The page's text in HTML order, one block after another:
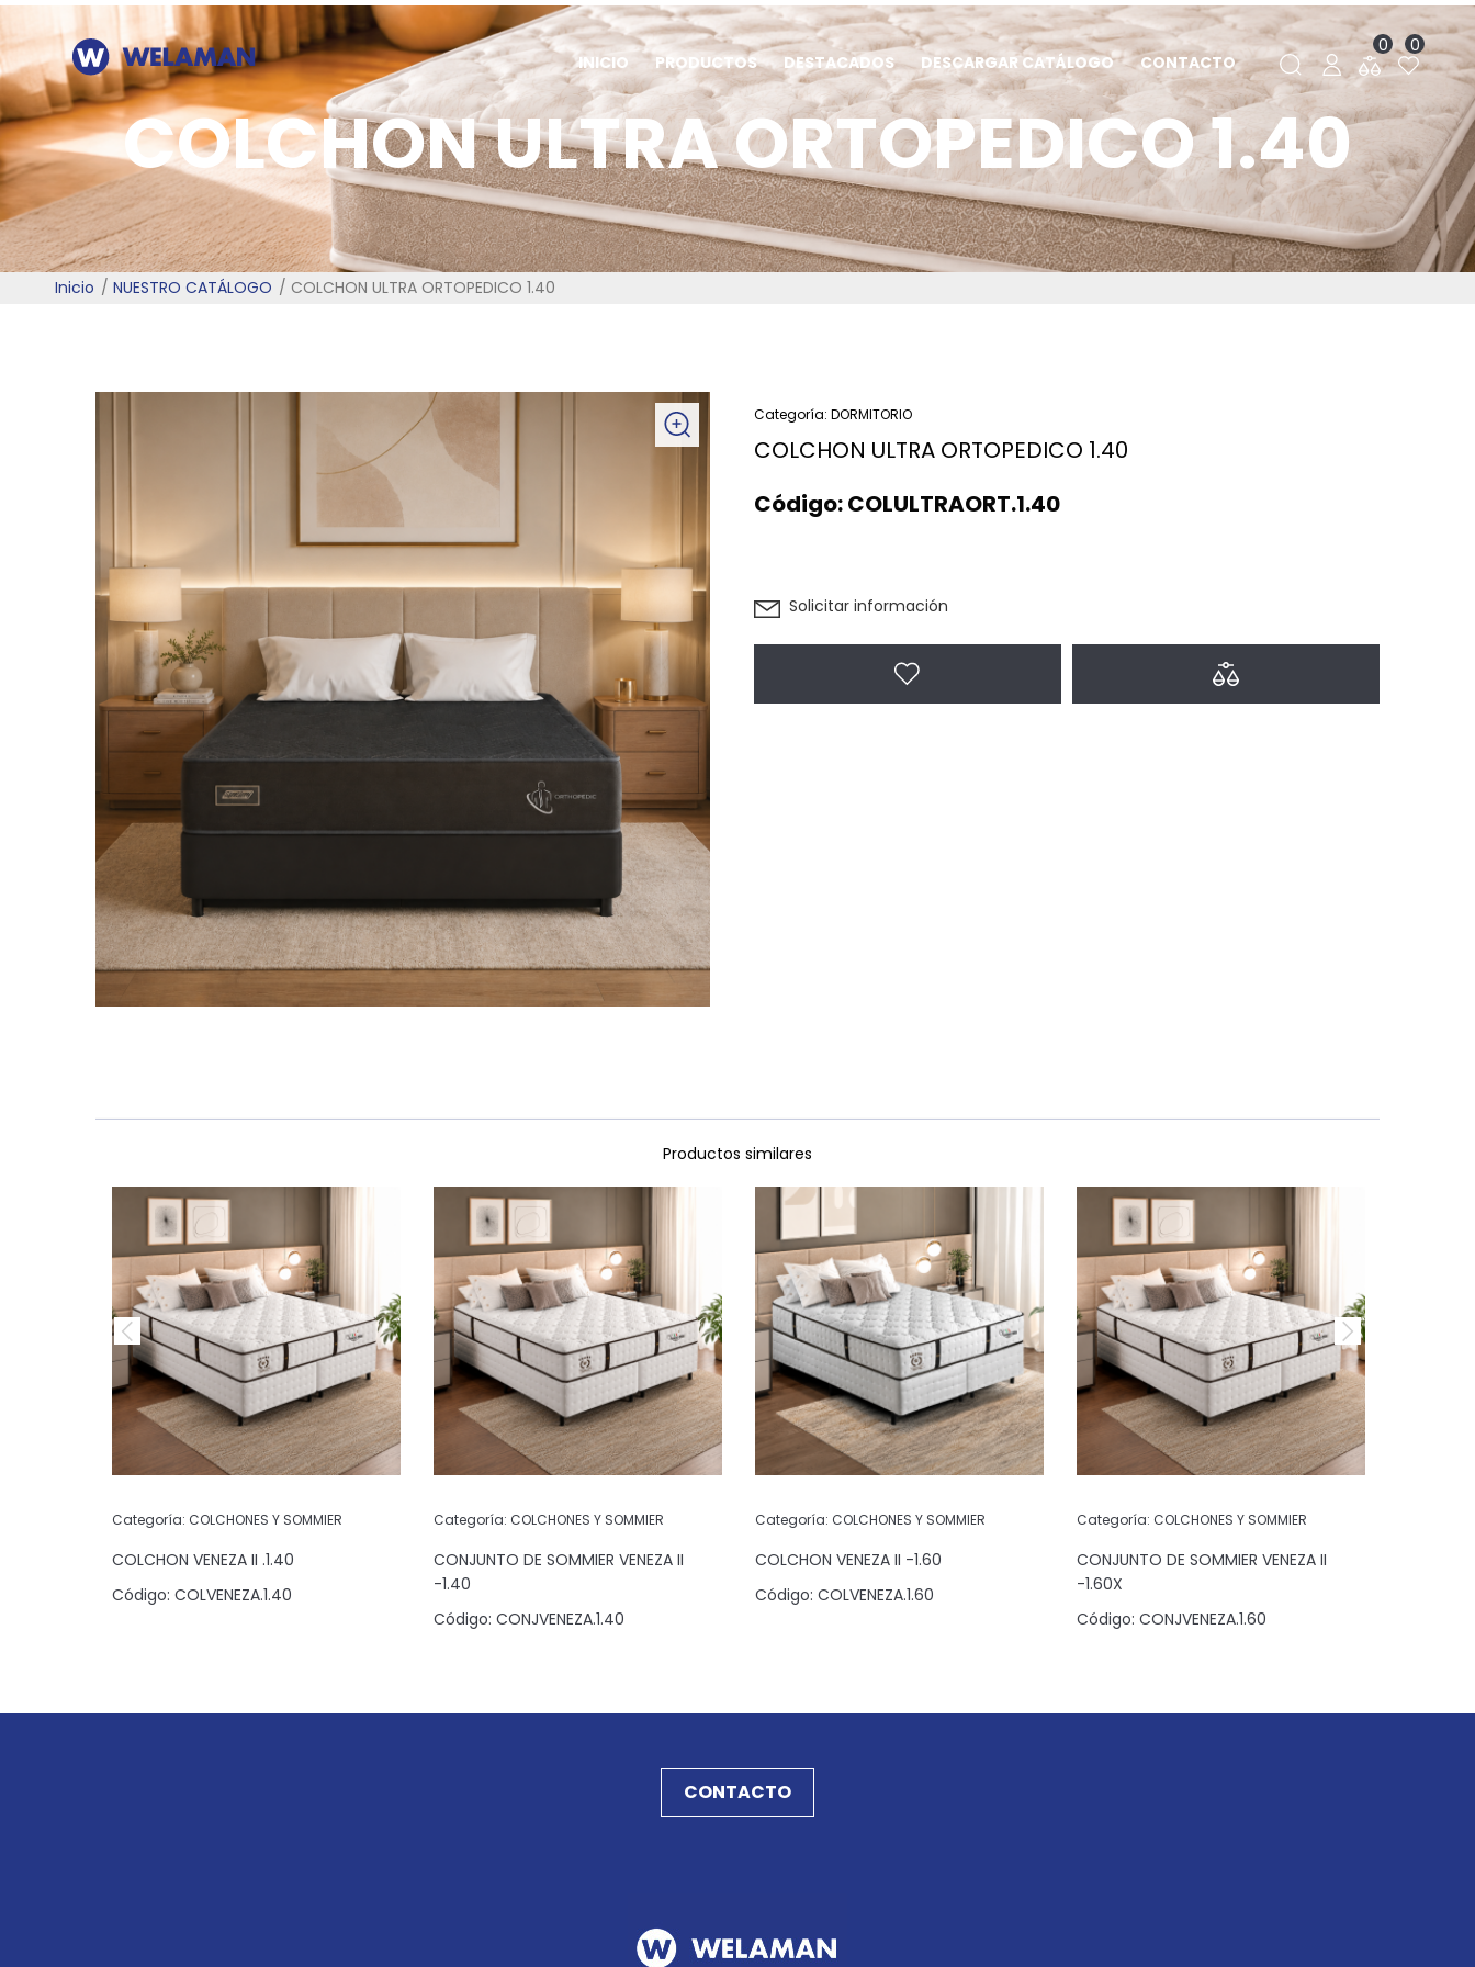
INICIO PRODUCTOS DESTACADOS DESCARGAR CATÁLOGO CONTACTO
0 0
COLCHON ULTRA ORTOPEDICO 1.40
Inicio NUESTRO CATÁLOGO COLCHON ULTRA ORTOPEDICO 1.40
Categoría: DORMITORIO
COLCHON ULTRA ORTOPEDICO 1.40
Código:COLULTRAORT.1.40
Solicitar información
Productos similares
Categoría: COLCHONES Y SOMMIER
COLCHON VENEZA II .1.40
Código: COLVENEZA.1.40
Categoría: COLCHONES Y SOMMIER
CONJUNTO DE SOMMIER VENEZA II
-1.40
Código: CONJVENEZA.1.40
Categoría: COLCHONES Y SOMMIER
COLCHON VENEZA II -1.60
Código: COLVENEZA.1.60
Categoría: COLCHONES Y SOMMIER
CONJUNTO DE SOMMIER VENEZA II
-1.60X
Código: CONJVENEZA.1.60
CONTACTO